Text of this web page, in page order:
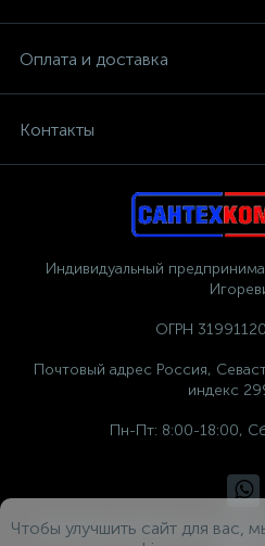
Оплата и доставка
Контакты
Индивидуальный
ОГРН
Почтовый адрес Россия,
индекс
Пн-Пт: 8:00-18:00,
Политика компании в
Чтобы улучшить сайт для вас,